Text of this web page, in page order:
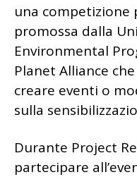
una competizione
promossa dalla
Environmental
Planet Alliance
creare eventi o
sulla
Durante Project
partecipare